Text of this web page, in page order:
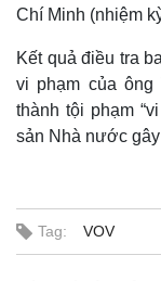
Chí Minh (nhiệm
Kết quả điều tra
vi phạm của ông
thành tội phạm
sản Nhà nước gây
Tag: VOV